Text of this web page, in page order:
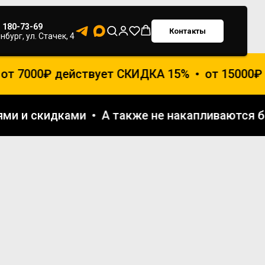
180-73-69
ул. Стачек, 4
Контакты
действует СКИДКА 15% от 15000₽
и скидками А также не